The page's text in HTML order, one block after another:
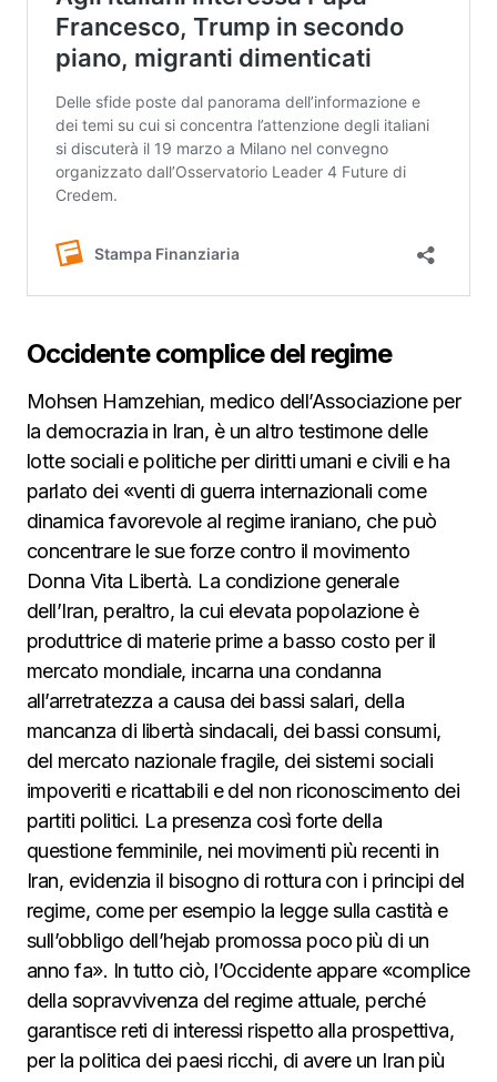
Occidente complice del regime
Mohsen Hamzehian, medico dell’Associazione per
la democrazia in Iran, è un altro testimone delle
lotte sociali e politiche per diritti umani e civili e ha
parlato dei «venti di guerra internazionali come
dinamica favorevole al regime iraniano, che può
concentrare le sue forze contro il movimento
Donna Vita Libertà. La condizione generale
dell’Iran, peraltro, la cui elevata popolazione è
produttrice di materie prime a basso costo per il
mercato mondiale, incarna una condanna
all’arretratezza a causa dei bassi salari, della
mancanza di libertà sindacali, dei bassi consumi,
del mercato nazionale fragile, dei sistemi sociali
impoveriti e ricattabili e del non riconoscimento dei
partiti politici. La presenza così forte della
questione femminile, nei movimenti più recenti in
Iran, evidenzia il bisogno di rottura con i principi del
regime, come per esempio la legge sulla castità e
sull’obbligo dell’hejab promossa poco più di un
anno fa». In tutto ciò, l’Occidente appare «complice
della sopravvivenza del regime attuale, perché
garantisce reti di interessi rispetto alla prospettiva,
per la politica dei paesi ricchi, di avere un Iran più